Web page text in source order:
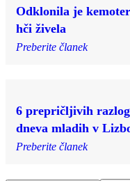
Odklonila je
hči živela
Preberite članek
6 prepričljivih
dneva mladih v
Preberite članek